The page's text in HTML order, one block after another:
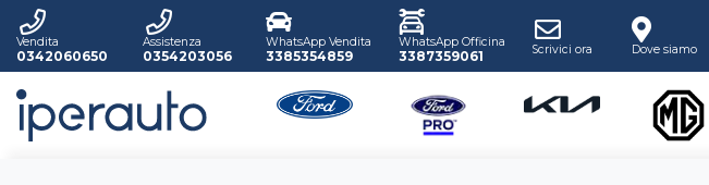
Vendita
0342060650
Assistenza
0354203056
WhatsApp Vendita
3385354859
WhatsApp Officina
3387359061 Scrivici ora Dove siamo